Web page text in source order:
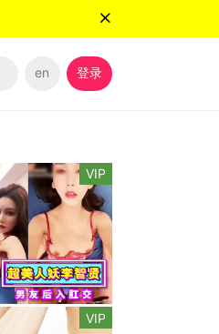
en 登录
VIP
VIP